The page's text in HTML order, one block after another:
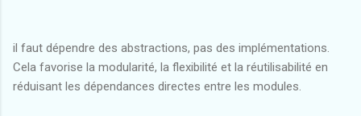
il faut dépendre des abstractions, pas des implémentations.
Cela favorise la modularité, la flexibilité et la réutilisabilité en
réduisant les dépendances directes entre les modules.